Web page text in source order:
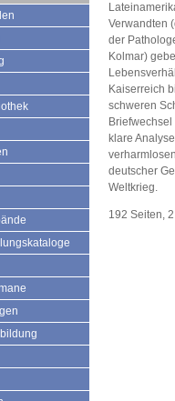
Verwandten
der
Kolmar)
Kaiserreich
schweren
klare
deutscher
Weltkrieg.
192 Seiten,